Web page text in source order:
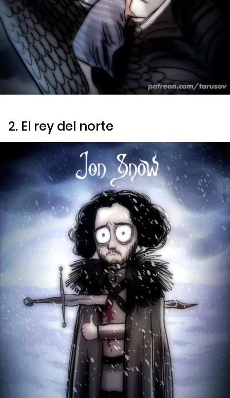
2. El rey del norte